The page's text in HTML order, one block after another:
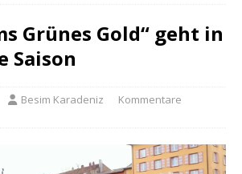
Grünes Gold“ geht in
Saison
Besim Karadeniz
Kommentare